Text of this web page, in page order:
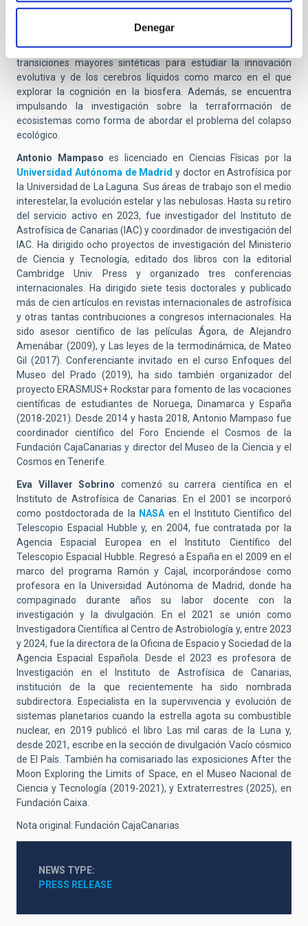
Denegar
profesor externo en el Santa Fe Institute (EE.UU.) y el Vienna
evolutivos de los sistemas complejos, utilizando modelos
matemáticos y biología sintética. Introduce, así, el concepto de
transiciones mayores sintéticas para estudiar la innovación
evolutiva y de los cerebros líquidos como marco en el que
explorar la cognición en la biosfera. Además, se encuentra
impulsando la investigación sobre la terraformación de
ecosistemas como forma de abordar el problema del colapso
ecológico.
Antonio Mampaso es licenciado en Ciencias Físicas por la
Universidad Autónoma de Madrid y doctor en Astrofísica por
la Universidad de La Laguna. Sus áreas de trabajo son el medio
interestelar, la evolución estelar y las nebulosas. Hasta su retiro
del servicio activo en 2023, fue investigador del Instituto de
Astrofísica de Canarias (IAC) y coordinador de investigación del
IAC. Ha dirigido ocho proyectos de investigación del Ministerio
de Ciencia y Tecnología, editado dos libros con la editorial
Cambridge Univ. Press y organizado tres conferencias
internacionales. Ha dirigido siete tesis doctorales y publicado
más de cien artículos en revistas internacionales de astrofísica
y otras tantas contribuciones a congresos internacionales. Ha
sido asesor científico de las películas Ágora, de Alejandro
Amenábar (2009), y Las leyes de la termodinámica, de Mateo
Gil (2017). Conferenciante invitado en el curso Enfoques del
Museo del Prado (2019), ha sido también organizador del
proyecto ERASMUS+ Rockstar para fomento de las vocaciones
científicas de estudiantes de Noruega, Dinamarca y España
(2018-2021). Desde 2014 y hasta 2018, Antonio Mampaso fue
coordinador científico del Foro Enciende el Cosmos de la
Fundación CajaCanarias y director del Museo de la Ciencia y el
Cosmos en Tenerife.
Eva Villaver Sobrino comenzó su carrera científica en el
Instituto de Astrofísica de Canarias. En el 2001 se incorporó
como postdoctorada de la NASA en el Instituto Científico del
Telescopio Espacial Hubble y, en 2004, fue contratada por la
Agencia Espacial Europea en el Instituto Científico del
Telescopio Espacial Hubble. Regresó a España en el 2009 en el
marco del programa Ramón y Cajal, incorporándose como
profesora en la Universidad Autónoma de Madrid, donde ha
compaginado durante años su labor docente con la
investigación y la divulgación. En el 2021 se unión como
Investigadora Científica al Centro de Astrobiología y, entre 2023
y 2024, fue la directora de la Oficina de Espacio y Sociedad de la
Agencia Espacial Española. Desde el 2023 es profesora de
Investigación en el Instituto de Astrofísica de Canarias,
institución de la que recientemente ha sido nombrada
subdirectora. Especialista en la supervivencia y evolución de
sistemas planetarios cuando la estrella agota su combustible
nuclear, en 2019 publicó el libro Las mil caras de la Luna y,
desde 2021, escribe en la sección de divulgación Vacío cósmico
de El País. También ha comisariado las exposiciones After the
Moon Exploring the Limits of Space, en el Museo Nacional de
Ciencia y Tecnología (2019-2021), y Extraterrestres (2025), en
Fundación Caixa.
Nota original: Fundación CajaCanarias
NEWS TYPE
PRESS RELEASE